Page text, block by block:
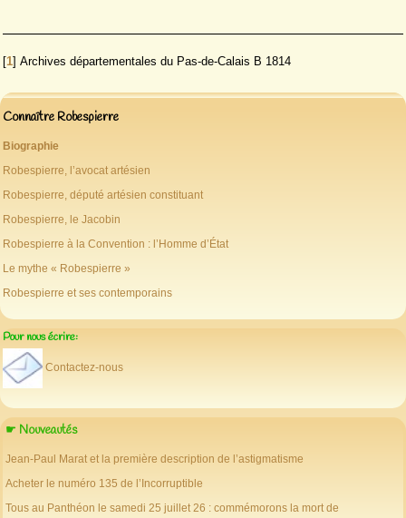
[1] Archives départementales du Pas-de-Calais B 1814
Connaître Robespierre
Biographie
Robespierre, l’avocat artésien
Robespierre, député artésien constituant
Robespierre, le Jacobin
Robespierre à la Convention : l’Homme d’État
Le mythe « Robespierre »
Robespierre et ses contemporains
Pour nous écrire:
Contactez-nous
☛ Nouveautés
Jean-Paul Marat et la première description de l’astigmatisme
Acheter le numéro 135 de l’Incorruptible
Tous au Panthéon le samedi 25 juillet 26 : commémorons la mort de